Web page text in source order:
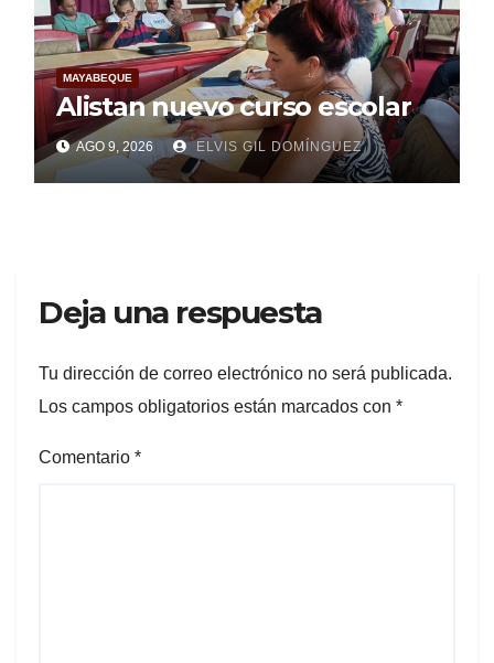
MAYABEQUE
Alistan nuevo curso escolar
AGO 9, 2026 ELVIS GIL DOMÍNGUEZ
Deja una respuesta
Tu dirección de correo electrónico no será publicada.
Los campos obligatorios están marcados con *
Comentario *